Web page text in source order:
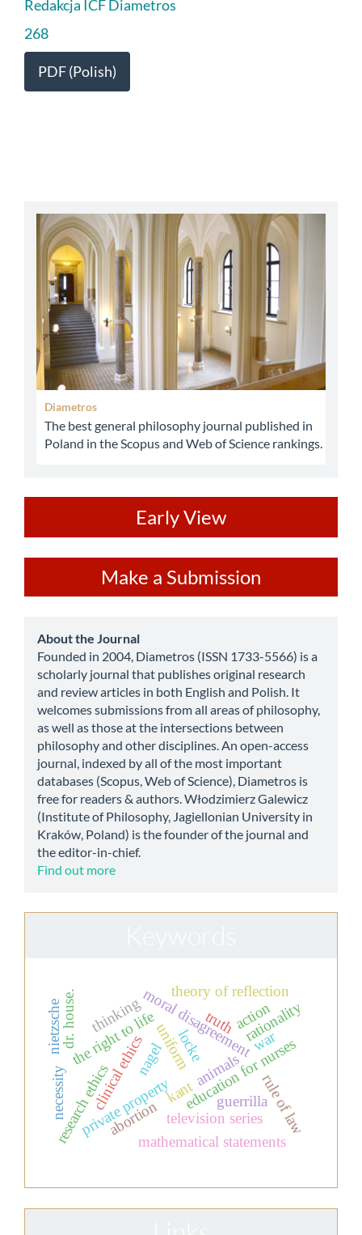
Redakcja ICF Diametros
268
PDF (Polish)
abbey
Diametros
The best general philosophy journal published in
Poland in the Scopus and Web of Science rankings.
Early View
a
Submission
Make a Submission
about
About the Journal
Founded in 2004, Diametros (ISSN 1733-5566) is a
scholarly journal that publishes original research
and review articles in both English and Polish. It
welcomes submissions from all areas of philosophy,
as well as those at the intersections between
philosophy and other disciplines. An open-access
journal, indexed by all of the most important
databases (Scopus, Web of Science), Diametros is
free for readers & authors. Włodzimierz Galewicz
(Institute of Philosophy, Jagiellonian University in
Kraków, Poland) is the founder of the journal and
the editor-in-chief.
Find out more
private property
locke
kant
nagel
research ethicsclinical ethics education for nurses
abortion
the right to lifemoral disagreement
rule of law
mathematical statements
necessity
theory of reflection
truth
nietzsche
television series
dr. house. rationality
animals
thinking action
guerrilla
uniform war